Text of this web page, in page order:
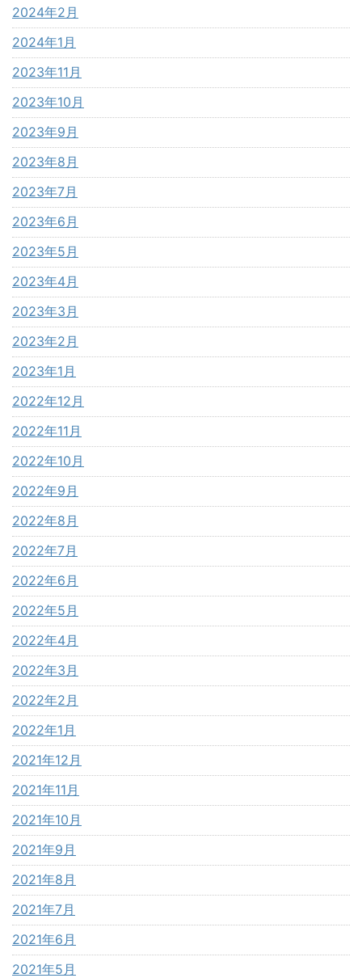
2024年2月
2024年1月
2023年11月
2023年10月
2023年9月
2023年8月
2023年7月
2023年6月
2023年5月
2023年4月
2023年3月
2023年2月
2023年1月
2022年12月
2022年11月
2022年10月
2022年9月
2022年8月
2022年7月
2022年6月
2022年5月
2022年4月
2022年3月
2022年2月
2022年1月
2021年12月
2021年11月
2021年10月
2021年9月
2021年8月
2021年7月
2021年6月
2021年5月